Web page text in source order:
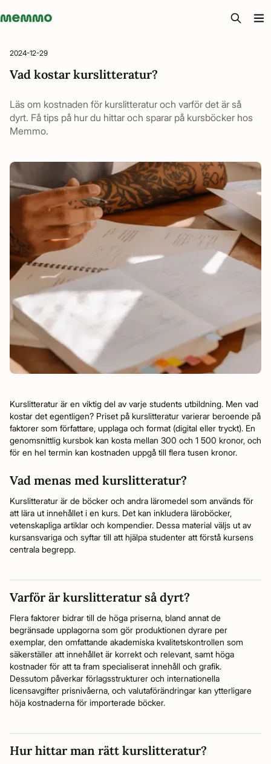
Memmo - AI-verktyg och digital kurslitteratur
2024-12-29
Vad kostar kurslitteratur?
Läs om kostnaden för kurslitteratur och varför det är så
dyrt. Få tips på hur du hittar och sparar på kursböcker hos
Memmo.
Kurslitteratur är en viktig del av varje students utbildning. Men vad
kostar det egentligen? Priset på kurslitteratur varierar beroende på
faktorer som författare, upplaga och format (digital eller tryckt). En
genomsnittlig kursbok kan kosta mellan 300 och 1 500 kronor, och
för en hel termin kan kostnaden uppgå till flera tusen kronor.
Vad menas med kurslitteratur?
Kurslitteratur är de böcker och andra läromedel som används för
att lära ut innehållet i en kurs. Det kan inkludera läroböcker,
vetenskapliga artiklar och kompendier. Dessa material väljs ut av
kursansvariga och syftar till att hjälpa studenter att förstå kursens
centrala begrepp.
Varför är kurslitteratur så dyrt?
Flera faktorer bidrar till de höga priserna, bland annat de
begränsade upplagorna som gör produktionen dyrare per
exemplar, den omfattande akademiska kvalitetskontrollen som
säkerställer att innehållet är korrekt och relevant, samt höga
kostnader för att ta fram specialiserat innehåll och grafik.
Dessutom påverkar förlagsstrukturer och internationella
licensavgifter prisnivåerna, och valutaförändringar kan ytterligare
höja kostnaderna för importerade böcker.
Hur hittar man rätt kurslitteratur?